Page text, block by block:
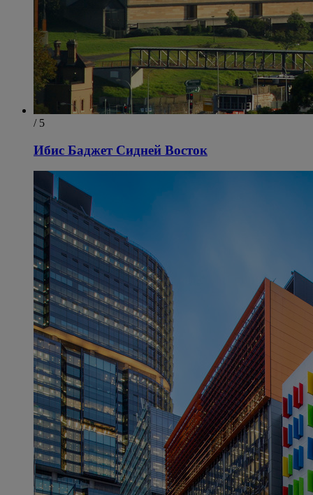
/ 5
Ибис Баджет Сидней Восток